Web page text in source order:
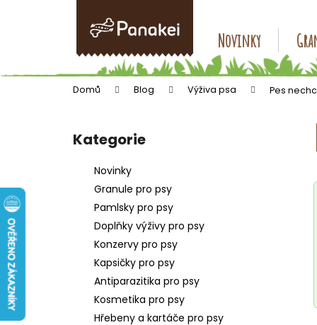
Novinky
Domů Blog Výživa psa Pes
Přeskočit
kategorie
Kategorie
Novinky
Granule pro psy
Pamlsky pro psy
Doplňky výživy pro psy
Konzervy pro psy
Kapsičky pro psy
Antiparazitika pro psy
Kosmetika pro psy
Hřebeny a kartáče pro psy
k
obchodu
obchodu